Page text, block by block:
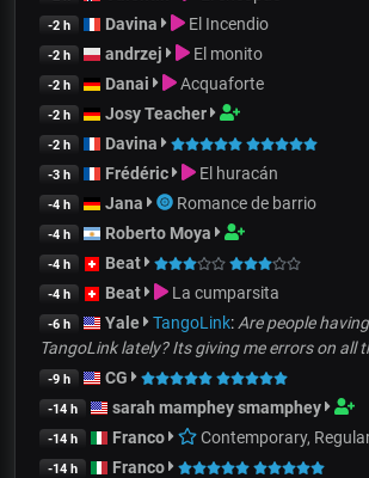
-2 h Davina El Incendio
-2 h andrzej El monito
-2 h Danai Acquaforte
-2 h Josy Teacher
-2 h Davina
-3 h Frédéric El huracán
-4 h Jana Romance de barrio
-4 h Roberto Moya
-4 h Beat
-4 h Beat La cumparsita
-6 h Yale TangoLink: Are people
TangoLink lately? Its giving me errors on all
-9 h CG
-14 h sarah mamphey smamphey
-14 h Franco Contemporary,
-14 h Franco